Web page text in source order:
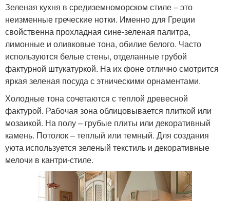
Зеленая кухня в средиземноморском стиле – это
неизменные греческие нотки. Именно для Греции
свойственна прохладная сине-зеленая палитра,
лимонные и оливковые тона, обилие белого. Часто
используются белые стены, отделанные грубой
фактурной штукатуркой. На их фоне отлично смотрится
яркая зеленая посуда с этническими орнаментами.
Холодные тона сочетаются с теплой древесной
фактурой. Рабочая зона облицовывается плиткой или
мозаикой. На полу – грубые плиты или декоративный
камень. Потолок – теплый или темный. Для создания
уюта используется зеленый текстиль и декоративные
мелочи в кантри-стиле.